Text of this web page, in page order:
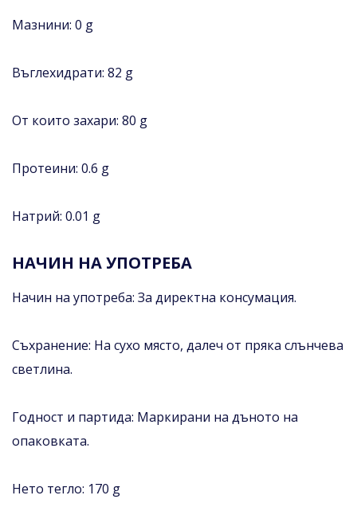
Мазнини: 0 g
Въглехидрати: 82 g
От които захари: 80 g
Протеини: 0.6 g
Натрий: 0.01 g
НАЧИН НА УПОТРЕБА
Начин на употреба: За директна консумация.
Съхранение: На сухо място, далеч от пряка слънчева
светлина.
Годност и партида: Маркирани на дъното на
опаковката.
Нето тегло: 170 g